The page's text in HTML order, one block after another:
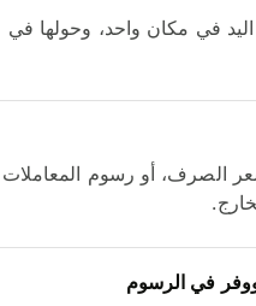
في مكان واحد، وحولها في
الصرف، أو رسوم المعاملات
في الرسوم